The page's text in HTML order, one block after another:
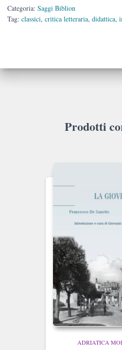
boreale
quantità
Categoria: Saggi Biblion
Tag: classici, critica letteraria, didattica,
Prodotti
ADRIATICA